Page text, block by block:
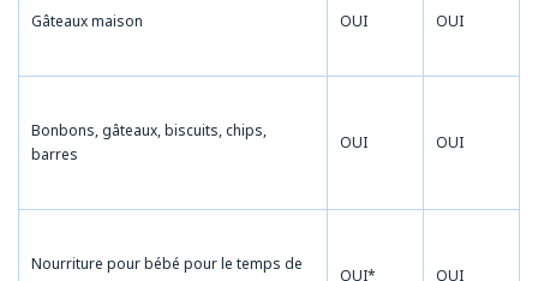
Gâteaux maison OUI OUI
Bonbons, gâteaux, biscuits, chips,
barres
OUI OUI
Nourriture pour bébé pour le temps de
OUI* OUI